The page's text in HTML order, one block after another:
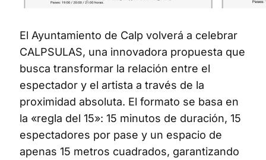
El Ayuntamiento de Calp volverá a celebrar
CALPSULAS, una innovadora propuesta que
busca transformar la relación entre el
espectador y el artista a través de la
proximidad absoluta. El formato se basa en
la «regla del 15»: 15 minutos de duración, 15
espectadores por pase y un espacio de
apenas 15 metros cuadrados, garantizando